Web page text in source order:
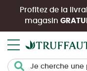
Profitez de la
magasin